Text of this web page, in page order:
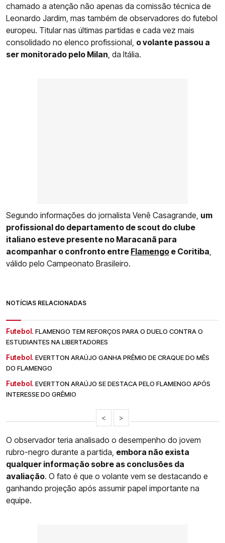
chamado a atenção não apenas da comissão técnica de
Leonardo Jardim, mas também de observadores do futebol
europeu. Titular nas últimas partidas e cada vez mais
consolidado no elenco profissional, o volante passou a
ser monitorado pelo Milan , da Itália.
Segundo informações do jornalista Venê Casagrande, um
profissional do departamento de scout do clube
italiano esteve presente no Maracanã para
acompanhar o confronto entre Flamengo e Coritiba
válido pelo Campeonato Brasileiro.
NOTÍCIAS RELACIONADAS
Futebol. FLAMENGO TEM REFORÇOS PARA O DUELO CONTRA O
ESTUDIANTES NA LIBERTADORES
Futebol. EVERTTON ARAÚJO GANHA PRÊMIO DE CRAQUE DO MÊS
DO FLAMENGO
Futebol. EVERTTON ARAÚJO SE DESTACA PELO FLAMENGO APÓS
INTERESSE DO GRÊMIO
< >
O observador teria analisado o desempenho do jovem
rubro-negro durante a partida, embora não exista
qualquer informação sobre as conclusões da
avaliação. O fato é que o volante vem se destacando e
ganhando projeção após assumir papel importante na
equipe.